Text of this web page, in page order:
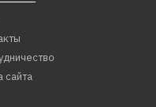
сайта